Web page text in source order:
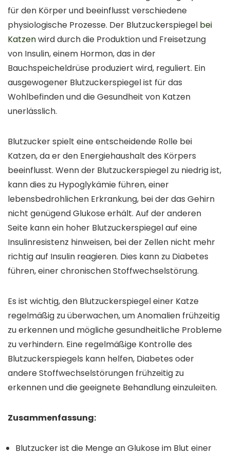
für den Körper und beeinflusst verschiedene
physiologische Prozesse. Der Blutzuckerspiegel bei
Katzenwird durch die Produktion und Freisetzung
von Insulin, einem Hormon, das in der
Bauchspeicheldrüse produziert wird, reguliert. Ein
ausgewogener Blutzuckerspiegel ist für das
Wohlbefinden und die Gesundheit von Katzen
unerlässlich.
Blutzucker spielt eine entscheidende Rolle bei
Katzen, da er den Energiehaushalt des Körpers
beeinflusst. Wenn der Blutzuckerspiegel zu niedrig ist,
kann dies zu Hypoglykämie führen, einer
lebensbedrohlichen Erkrankung, bei der das Gehirn
nicht genügend Glukose erhält. Auf der anderen
Seite kann ein hoher Blutzuckerspiegel auf eine
Insulinresistenz hinweisen, bei der Zellen nicht mehr
richtig auf Insulin reagieren. Dies kann zu Diabetes
führen, einer chronischen Stoffwechselstörung.
Es ist wichtig, den Blutzuckerspiegel einer Katze
regelmäßig zu überwachen, um Anomalien frühzeitig
zu erkennen und mögliche gesundheitliche Probleme
zu verhindern. Eine regelmäßige Kontrolle des
Blutzuckerspiegels kann helfen, Diabetes oder
andere Stoffwechselstörungen frühzeitig zu
erkennen und die geeignete Behandlung einzuleiten.
Zusammenfassung:
Blutzucker ist die Menge an Glukose im Blut einer